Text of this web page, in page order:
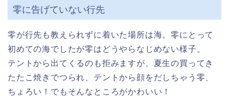
零に告げていない行先
零が行先も教えられずに着いた場所は海。零にとって
初めての海でしたが零はどうやらなじめない様子。
テントから出てくるのも拒みますが、夏生の買ってき
たたこ焼きでつられ、テントから顔をだしちゃう零、
ちょろい！でもそんなところがかわいい！